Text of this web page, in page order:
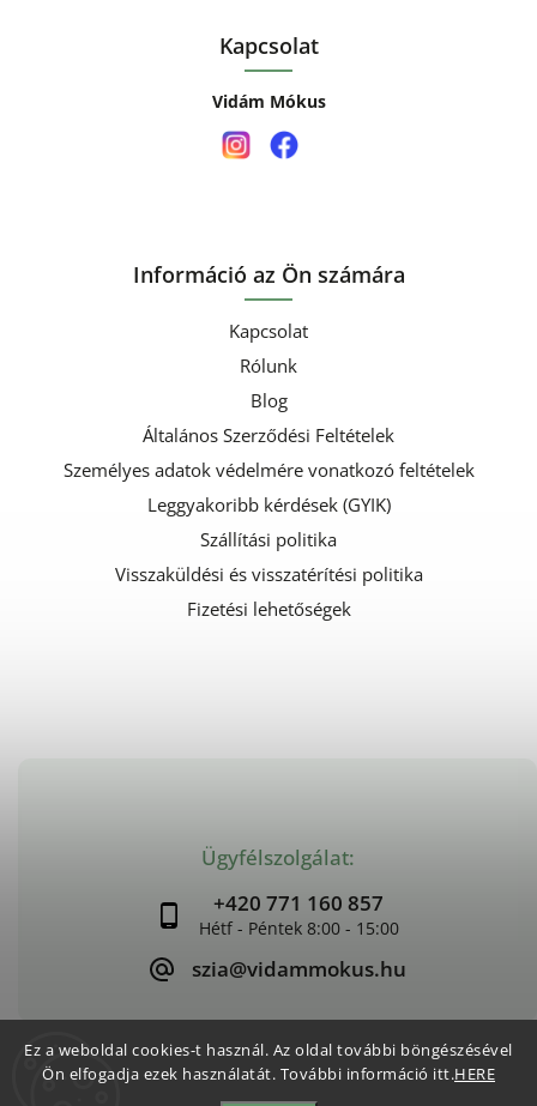
Ez a weboldal cookies-t használ. Az oldal további böngészésével
Ön elfogadja ezek használatát. További információ itt.HERE
Ügyfélszolgálat:
+420 771 160 857
szia@vidammokus.hu
Kapcsolat
Vidám Mókus
Információ az Ön számára
Kapcsolat
Rólunk
Blog
Általános Szerződési Feltételek
Személyes adatok védelmére vonatkozó feltételek
Leggyakoribb kérdések (GYIK)
Szállítási politika
Visszaküldési és visszatérítési politika
Fizetési lehetőségek